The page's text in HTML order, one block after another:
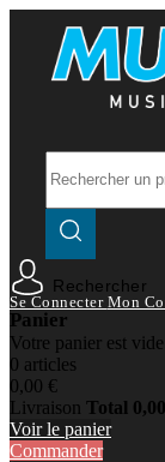
Rechercher
Se Connecter Mon
Panier
Votre panier est
0 articles
0,00 €
Livraison Total
Voir le panier
Commander